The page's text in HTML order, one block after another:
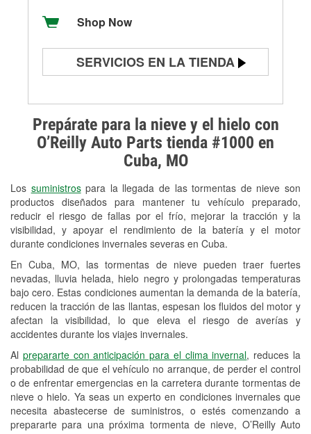
Prepárate para la nieve y el hielo con
O’Reilly Auto Parts tienda #1000 en
Cuba, MO
Los suministrospara la llegada de las tormentas de nieve son
productos diseñados para mantener tu vehículo preparado,
reducir el riesgo de fallas por el frío, mejorar la tracción y la
visibilidad, y apoyar el rendimiento de la batería y el motor
durante condiciones invernales severas en Cuba.
En Cuba, MO, las tormentas de nieve pueden traer fuertes
nevadas, lluvia helada, hielo negro y prolongadas temperaturas
bajo cero. Estas condiciones aumentan la demanda de la batería,
reducen la tracción de las llantas, espesan los fluidos del motor y
afectan la visibilidad, lo que eleva el riesgo de averías y
accidentes durante los viajes invernales.
Al prepararte con anticipación para el clima invernal, reduces la
probabilidad de que el vehículo no arranque, de perder el control
o de enfrentar emergencias en la carretera durante tormentas de
nieve o hielo. Ya seas un experto en condiciones invernales que
necesita abastecerse de suministros, o estés comenzando a
prepararte para una próxima tormenta de nieve, O’Reilly Auto
Shop Now
SERVICIOS EN LA TIENDA
Prueba de alternadores y
arrancadores
Revisión de la luz "Check Engine"
Reciclaje de baterías y aceite
Instalación de bombillas de faros
Instalación de limpiaparabrisas
Programa de Préstamo de
Herramientas
Mezcla de pinturas
Rectificación de tambores y discos de
freno
Mangueras hidráulicas a la medida
Snowstorm Supplies